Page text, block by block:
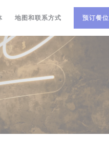
地图和联系方式 预订餐位